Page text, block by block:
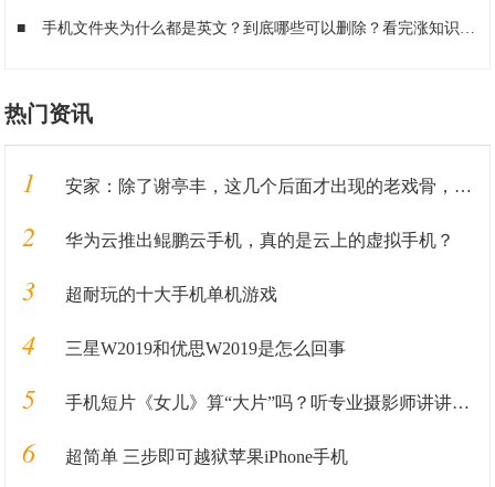
■ 手机文件夹为什么都是英文？到底哪些可以删除？看完涨知识了
热门资讯
1 安家：除了谢亭丰，这几个后面才出现的老戏骨，比孙俪演得还出彩
2 华为云推出鲲鹏云手机，真的是云上的虚拟手机？
3 超耐玩的十大手机单机游戏
4 三星W2019和优思W2019是怎么回事
5 手机短片《女儿》算“大片”吗？听专业摄影师讲讲丨揭秘
6 超简单 三步即可越狱苹果iPhone手机